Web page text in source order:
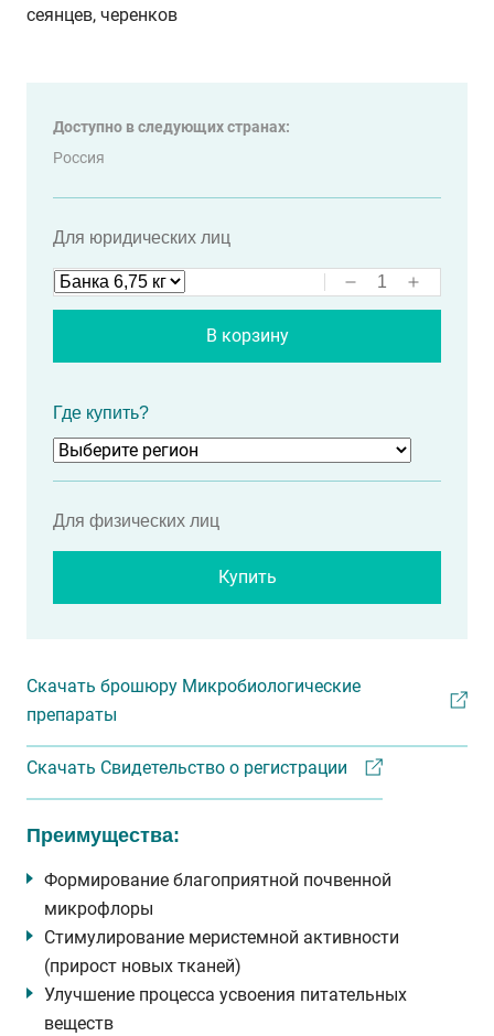
сеянцев, черенков
Доступно в следующих странах:
Россия
Для юридических лиц
В корзину
Где купить?
Для физических лиц
Купить
Скачать брошюру Микробиологические
препараты
Скачать Свидетельство о регистрации
Преимущества:
Формирование благоприятной почвенной
микрофлоры
Стимулирование меристемной активности
(прирост новых тканей)
Улучшение процесса усвоения питательных
веществ